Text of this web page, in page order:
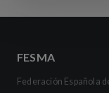
FESMA
Federación Española